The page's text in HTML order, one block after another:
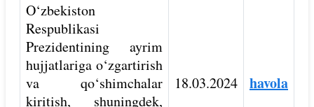
O‘zbekiston
Respublikasi
Prezidentining ayrim
hujjatlariga o‘zgartirish
va qo‘shimchalar
kiritish, shuningdek,
18.03.2024 havola